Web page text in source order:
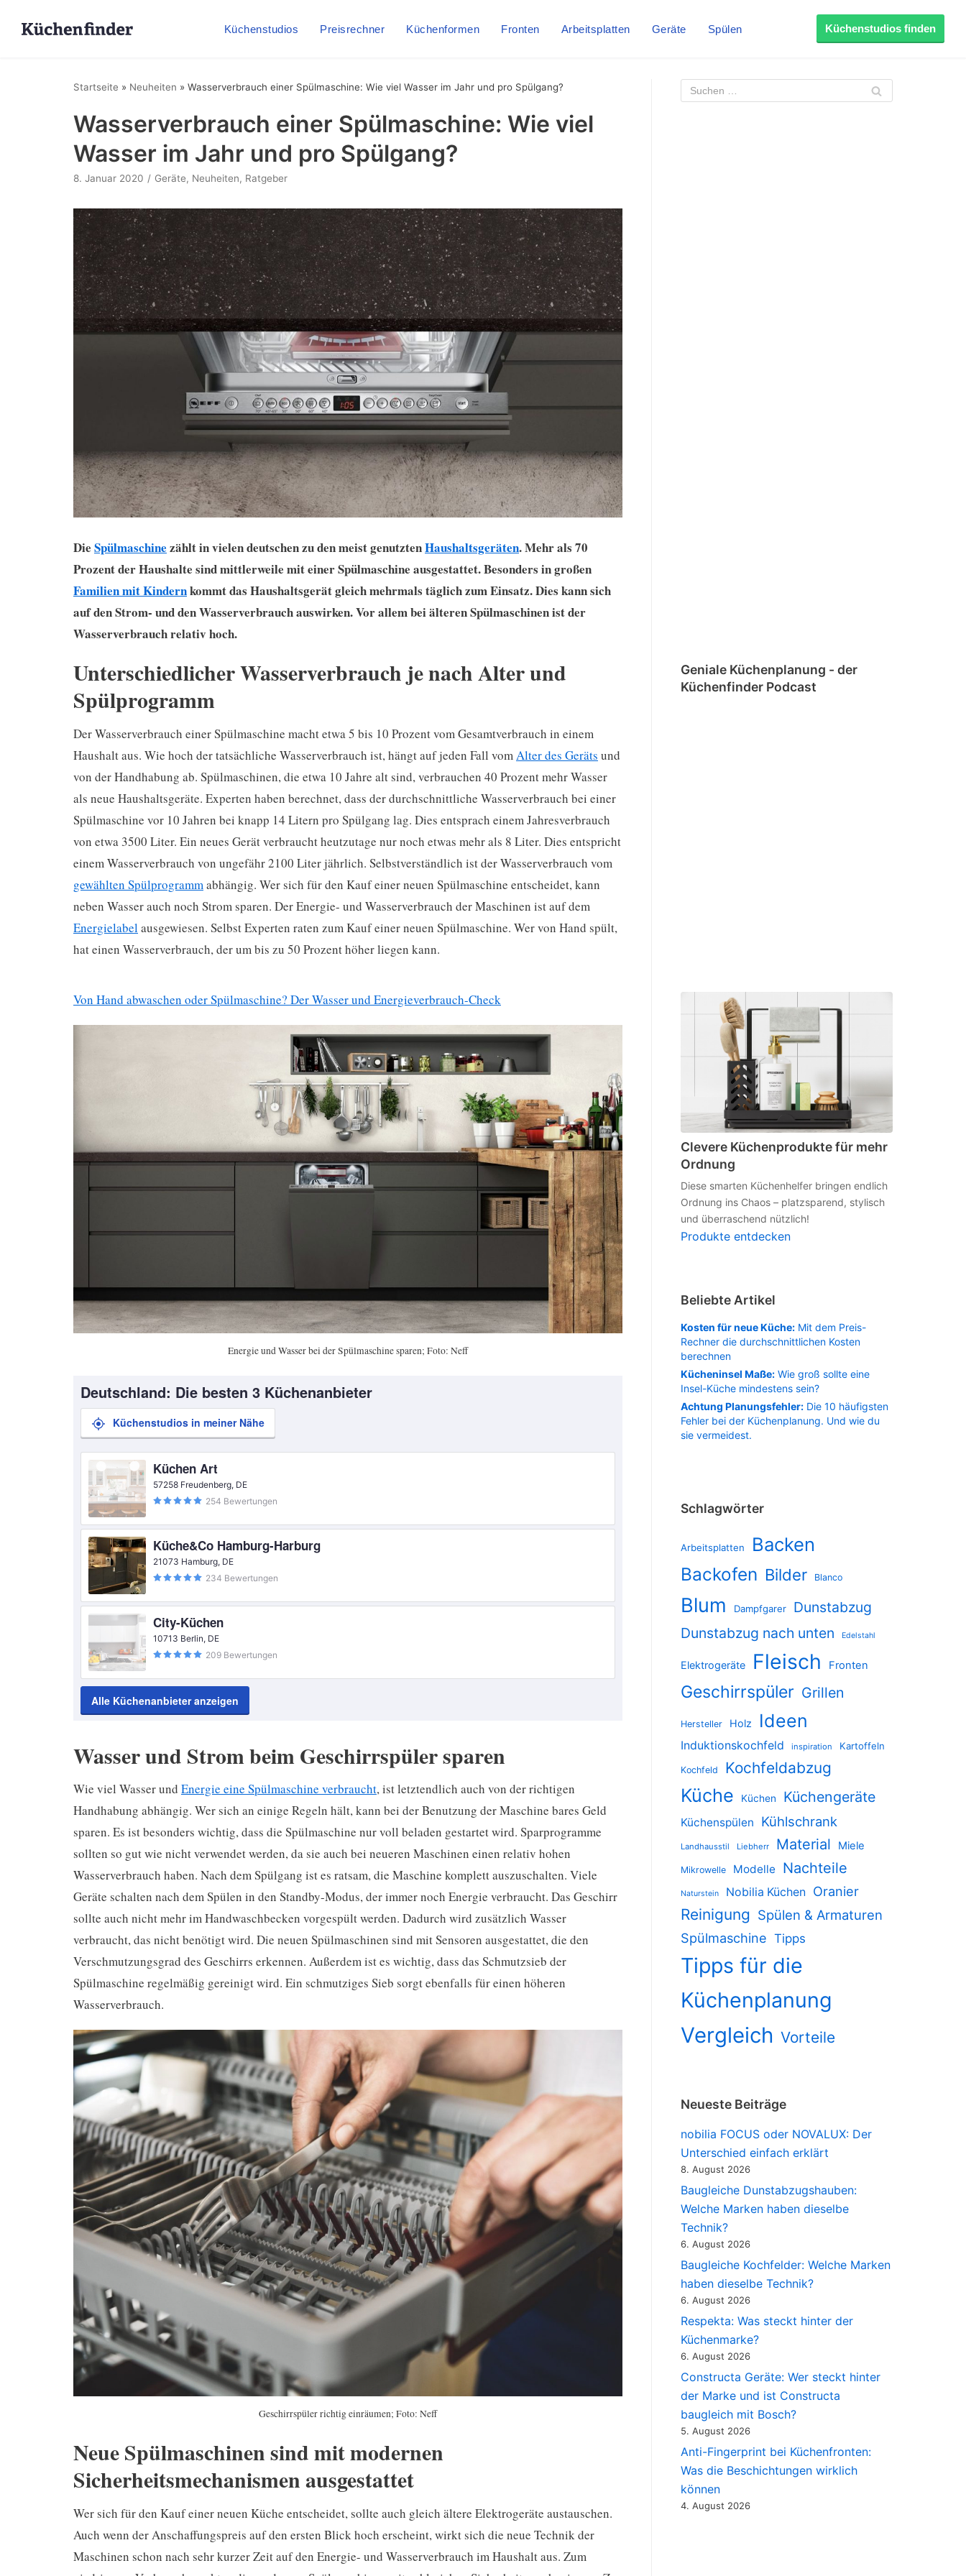
Küchenstudios Preisrechner Küchenformen Fronten Arbeitsplatten Geräte Spülen Küchenstudios finden
Startseite » Neuheiten » Wasserverbrauch einer Spülmaschine: Wie viel Wasser im Jahr und pro Spülgang?
Wasserverbrauch einer Spülmaschine: Wie viel
Wasser im Jahr und pro Spülgang?
8. Januar 2020 Geräte, Neuheiten, Ratgeber
Die Spülmaschine zählt in vielen deutschen zu den meist genutztenHaushaltsgeräten. Mehr als 70
Prozent der Haushalte sind mittlerweile mit einer Spülmaschine ausgestattet. Besonders in großen
Familien mit Kindernkommt das Haushaltsgerät gleich mehrmals täglich zum Einsatz. Dies kann sich
auf den Strom- und den Wasserverbrauch auswirken. Vor allem bei älteren Spülmaschinen ist der
Wasserverbrauch relativ hoch.
Unterschiedlicher Wasserverbrauch je nach Alter und
Spülprogramm
Der Wasserverbrauch einer Spülmaschine macht etwa 5 bis 10 Prozent vom Gesamtverbrauch in einem
Haushalt aus. Wie hoch der tatsächliche Wasserverbrauch ist, hängt auf jeden Fall vom Alter des Geräts und
von der Handhabung ab. Spülmaschinen, die etwa 10 Jahre alt sind, verbrauchen 40 Prozent mehr Wasser
als neue Haushaltsgeräte. Experten haben berechnet, dass der durchschnittliche Wasserverbrauch bei einer
Spülmaschine vor 10 Jahren bei knapp 14 Litern pro Spülgang lag. Dies entsprach einem Jahresverbrauch
von etwa 3500 Liter. Ein neues Gerät verbraucht heutzutage nur noch etwas mehr als 8 Liter. Dies entspricht
einem Wasserverbrauch von ungefähr 2100 Liter jährlich. Selbstverständlich ist der Wasserverbrauch vom
gewählten Spülprogramm abhängig. Wer sich für den Kauf einer neuen Spülmaschine entscheidet, kann
neben Wasser auch noch Strom sparen. Der Energie- und Wasserverbrauch der Maschinen ist auf dem
Energielabel ausgewiesen. Selbst Experten raten zum Kauf einer neuen Spülmaschine. Wer von Hand spült,
hat einen Wasserverbrauch, der um bis zu 50 Prozent höher liegen kann.
Von Hand abwaschen oder Spülmaschine? Der Wasser und Energieverbrauch-Check
Energie und Wasser bei der Spülmaschine sparen; Foto: Neff
Deutschland: Die besten 3 Küchenanbieter
Küchenstudios in meiner Nähe
Küchen Art
57258 Freudenberg, DE
254 Bewertungen
Küche&Co Hamburg-Harburg
21073 Hamburg, DE
234 Bewertungen
City-Küchen
10713 Berlin, DE
209 Bewertungen
Alle Küchenanbieter anzeigen
Wasser und Strom beim Geschirrspüler sparen
Wie viel Wasser und Energie eine Spülmaschine verbraucht, ist letztendlich auch von der richtigen
Handhabung abhängig. Wer sich an einige Regeln hält, kann bei der Benutzung der Maschine bares Geld
sparen. Es ist besonders wichtig, dass die Spülmaschine nur voll beladen gestartet wird. Sparprogramme
sollten so gut wie nicht verwendet werden, da sie auch bei neueren Maschinen einen relativ hohen
Wasserverbrauch haben. Nach dem Spülgang ist es ratsam, die Maschine komplett auszuschalten. Viele
Geräte schalten nach dem Spülen in den Standby-Modus, der immer noch Energie verbraucht. Das Geschirr
sollte auch nicht mehr im Handwaschbecken vorgespült werden. Dadurch wird zusätzlich Wasser
verbraucht, das nicht benötigt wird. Die neuen Spülmaschinen sind mit Sensoren ausgestattet, die den
Verschmutzungsgrad des Geschirrs erkennen. Außerdem ist es wichtig, dass das Schmutzsieb der
Spülmaschine regelmäßig gereinigt wird. Ein schmutziges Sieb sorgt ebenfalls für einen höheren
Wasserverbrauch.
Geschirrspüler richtig einräumen; Foto: Neff
Neue Spülmaschinen sind mit modernen
Sicherheitsmechanismen ausgestattet
Wer sich für den Kauf einer neuen Küche entscheidet, sollte auch gleich ältere Elektrogeräte austauschen.
Auch wenn der Anschaffungspreis auf den ersten Blick hoch erscheint, wirkt sich die neue Technik der
Maschinen schon nach sehr kurzer Zeit auf den Energie- und Wasserverbrauch im Haushalt aus. Zum
Geniale Küchenplanung - der
Küchenfinder Podcast
Clevere Küchenprodukte für mehr
Ordnung
Diese smarten Küchenhelfer bringen endlich
Ordnung ins Chaos – platzsparend, stylisch
und überraschend nützlich!
Produkte entdecken
Beliebte Artikel
Kosten für neue Küche: Mit dem Preis-
Rechner die durchschnittlichen Kosten
berechnen
Kücheninsel Maße: Wie groß sollte eine
Insel-Küche mindestens sein?
Achtung Planungsfehler: Die 10 häufigsten
Fehler bei der Küchenplanung. Und wie du
sie vermeidest.
Schlagwörter
Arbeitsplatten Backen
Backofen Bilder Blanco
Blum Dampfgarer
Dunstabzug
Dunstabzug nach unten
Edelstahl
Elektrogeräte Fleisch Fronten
Geschirrspüler Grillen
Hersteller Holz Ideen
Induktionskochfeld inspiration Kartoffeln
Kochfeld Kochfeldabzug
Küche Küchen Küchengeräte
Küchenspülen Kühlschrank
Landhausstil Liebherr Material Miele
Mikrowelle Modelle Nachteile
Naturstein Nobilia Küchen Oranier
Reinigung Spülen & Armaturen
Spülmaschine Tipps
Tipps für die
Küchenplanung
Vergleich Vorteile
Neueste Beiträge
nobilia FOCUS oder NOVALUX: Der
Unterschied einfach erklärt
8. August 2026
Baugleiche Dunstabzugshauben:
Welche Marken haben dieselbe
Technik?
6. August 2026
Baugleiche Kochfelder: Welche Marken
haben dieselbe Technik?
6. August 2026
Respekta: Was steckt hinter der
Küchenmarke?
6. August 2026
Constructa Geräte: Wer steckt hinter
der Marke und ist Constructa
baugleich mit Bosch?
5. August 2026
Anti-Fingerprint bei Küchenfronten:
Was die Beschichtungen wirklich
können
4. August 2026